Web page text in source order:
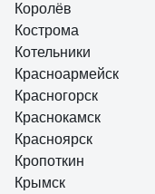
Королёв
Кострома
Котельники
Красноармейск
Красногорск
Краснокамск
Красноярск
Кропоткин
Крымск